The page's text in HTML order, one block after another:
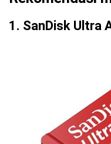
1. SanDisk Ultra